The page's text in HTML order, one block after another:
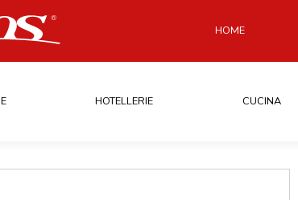
HOME
HOTELLERIE CUCINA